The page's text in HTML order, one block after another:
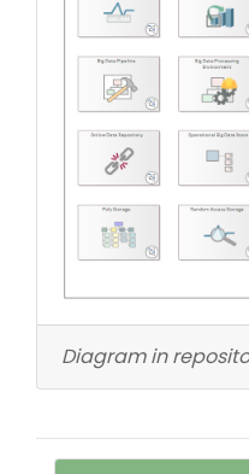
Diagram in